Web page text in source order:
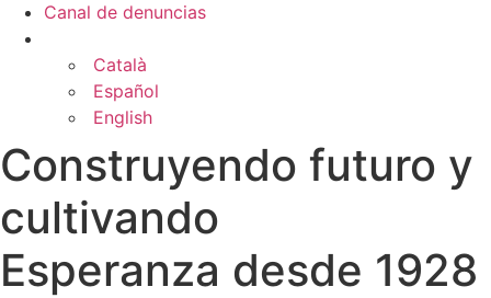
Canal de denuncias
Català
Español
English
Construyendo futuro y
cultivando
Esperanza desde 1928